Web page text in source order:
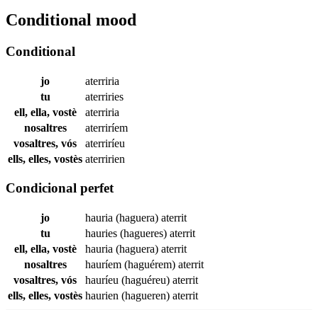
Conditional mood
Conditional
jo
aterriria
tu
aterriries
ell, ella, vostè
aterriria
nosaltres
aterriríem
vosaltres, vós
aterriríeu
ells, elles, vostès aterririen
Condicional perfet
jo hauria (haguera) aterrit
tu
hauries (hagueres) aterrit
ell, ella, vostè
hauria (haguera) aterrit
nosaltres
hauríem (haguérem) aterrit
vosaltres, vós
hauríeu (haguéreu) aterrit
ells, elles, vostès haurien (hagueren) aterrit